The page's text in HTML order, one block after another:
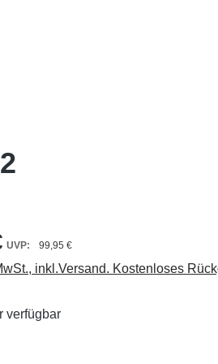
99,95 €
inkl.Versand. Kostenloses
verfügbar